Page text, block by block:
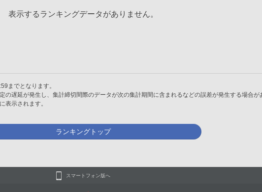
表示するランキングデータがありません。
までとなります。
遅延が発生し、集計締切間際のデータが次の集計期間に含まれるなどの誤差が発生する場合が
表示されます。
ランキングトップ
スマートフォン版へ